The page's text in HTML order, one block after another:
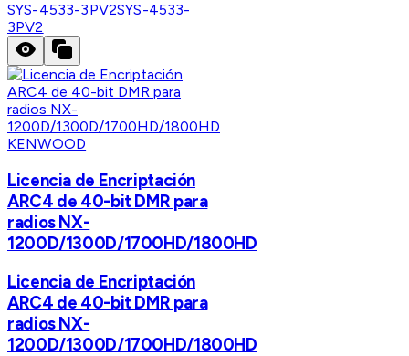
SYS-4533-3PV2SYS-4533-
3PV2
KENWOOD
Licencia de Encriptación
ARC4 de 40-bit DMR para
radios NX-
1200D/1300D/1700HD/1800HD
Licencia de Encriptación
ARC4 de 40-bit DMR para
radios NX-
1200D/1300D/1700HD/1800HD